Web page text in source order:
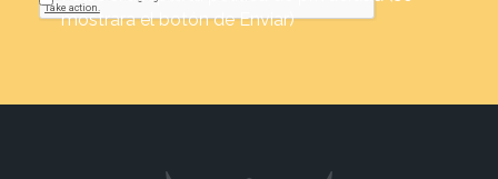
mostrara el botón de Enviar)